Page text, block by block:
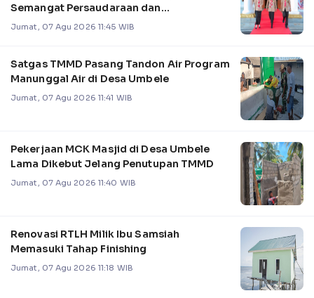
Semangat Persaudaraan dan
Nasionalisme
Jumat, 07 Agu 2026 11:45 WIB
Satgas TMMD Pasang Tandon Air Program
Manunggal Air di Desa Umbele
Jumat, 07 Agu 2026 11:41 WIB
Pekerjaan MCK Masjid di Desa Umbele
Lama Dikebut Jelang Penutupan TMMD
Jumat, 07 Agu 2026 11:40 WIB
Renovasi RTLH Milik Ibu Samsiah
Memasuki Tahap Finishing
Jumat, 07 Agu 2026 11:18 WIB